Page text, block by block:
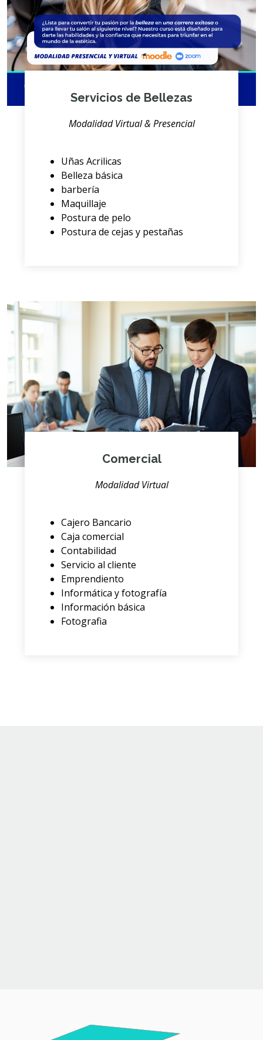
Servicios de Bellezas
Modalidad Virtual & Presencial
Uñas Acrilicas
Belleza básica
barbería
Maquillaje
Postura de pelo
Postura de cejas y pestañas
Comercial
Modalidad Virtual
Cajero Bancario
Caja comercial
Contabilidad
Servicio al cliente
Emprendiento
Informática y fotografía
Información básica
Fotografia